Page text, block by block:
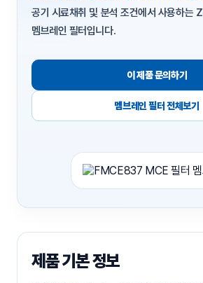
공기 시료채취 및 분석 조건에서 사용하
멤브레인 필터입니다.
이 제품 문의하기
멤브레인 필터 전체보기
제품 기본 정보